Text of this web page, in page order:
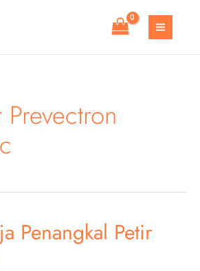
MAIN
Penangkal Petir